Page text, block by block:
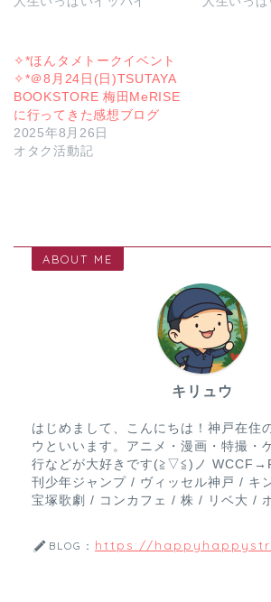
✧*ほんタメトークイベント
✧*＠8月24日(日)TSUTAYA
BOOKSTORE 梅田MeRISE
に行ってきた感想ブログ
2025年8月26日
オタク活動記
ABOUT ME
キリュウ
はじめまして、こんにちは！神戸在住
ウといいます。アニメ・漫画・特撮・
行などが大好きです(≧▽≦)ノ
刊少年ジャンプ / ヴィッセル神戸 / キ
宝塚歌劇 / コンカフェ / 株 / リベ大 /
BLOG： https://